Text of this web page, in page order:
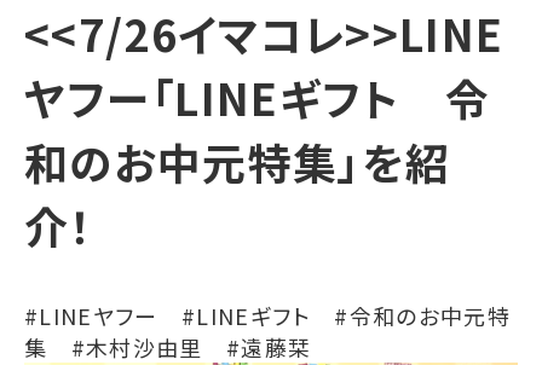
<<7/26イマコレ>>LINE
ヤフー「LINEギフト 令
和のお中元特集」を紹
介！
#LINEヤフー #LINEギフト #令和のお中元特
集 #木村沙由里 #遠藤栞